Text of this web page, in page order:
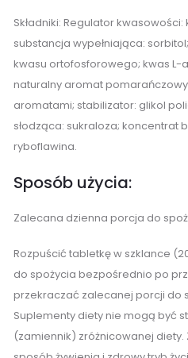
Składniki: Regulator
substancja wypełniająca:
kwasu ortofosforowego; kwas L-
naturalny aromat
aromatami; stabilizator: glikol
słodząca: sukraloza; koncentrat
ryboflawina.
Sposób użycia:
Zalecana dzienna porcja do
Rozpuścić tabletkę w szklance
do spożycia bezpośrednio po
przekraczać zalecanej porcji do
Suplementy diety nie mogą być
(zamiennik) zróżnicowanej